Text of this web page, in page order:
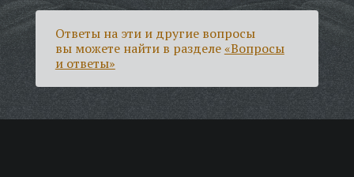
Ответы на эти и другие вопросы
вы можете найти в разделе«Вопросы
и ответы»